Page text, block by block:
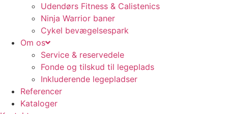
Udendørs Fitness & Calistenics
Ninja Warrior baner
Cykel bevægelsespark
Om os
Service & reservedele
Fonde og tilskud til legeplads
Inkluderende legepladser
Referencer
Kataloger